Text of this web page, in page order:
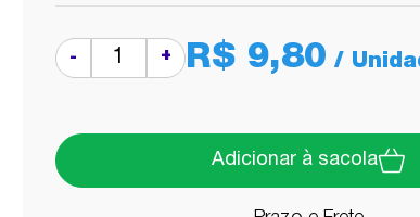
- + R$ 9,80
Adicionar à sacola